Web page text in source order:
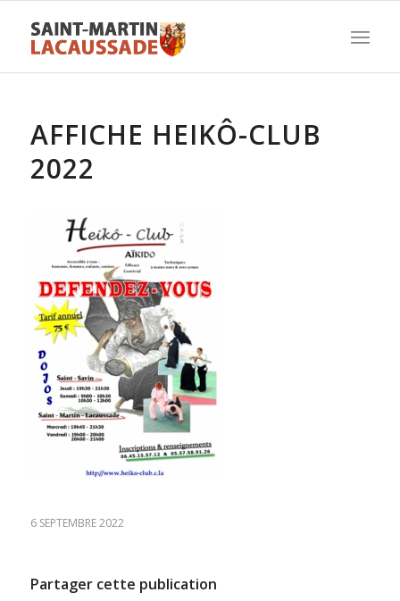
AFFICHE HEIKÔ-CLUB
2022
6 SEPTEMBRE 2022
Partager cette publication